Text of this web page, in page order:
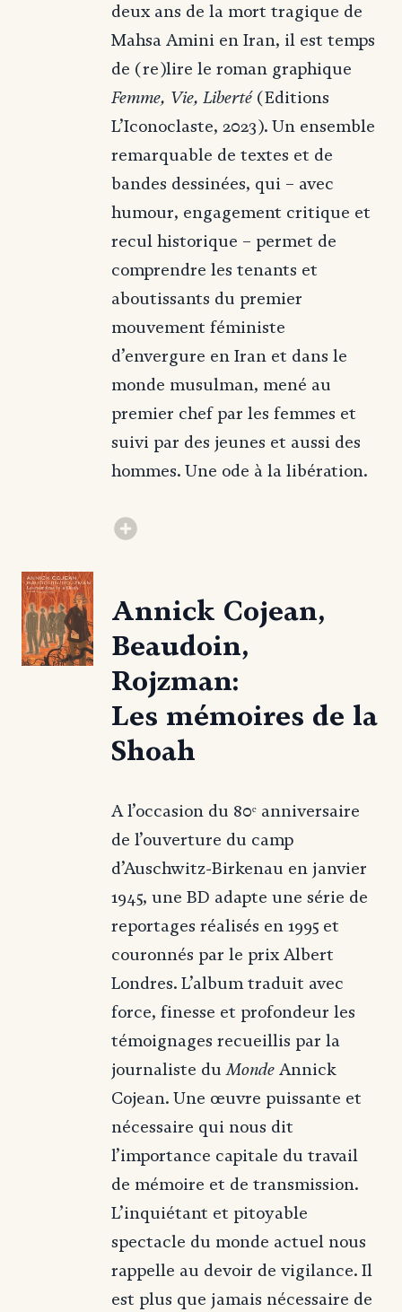
deux ans de la mort tragique de
Mahsa Amini en Iran, il est temps
de (re)lire le roman graphique
Femme, Vie, Liberté(Editions
L’Iconoclaste, 2023). Un ensemble
remarquable de textes et de
bandes dessinées, qui – avec
humour, engagement critique et
recul historique – permet de
comprendre les tenants et
aboutissants du premier
mouvement féministe
d’envergure en Iran et dans le
monde musulman, mené au
premier chef par les femmes et
suivi par des jeunes et aussi des
hommes. Une ode à la libération.
Annick Cojean,
Beaudoin,
Rojzman:
Les mémoires de la
Shoah
A l’occasion du 80ᵉ anniversaire
de l’ouverture du camp
d’Auschwitz-Birkenau en janvier
1945, une BD adapte une série de
reportages réalisés en 1995 et
couronnés par le prix Albert
Londres. L’album traduit avec
force, finesse et profondeur les
témoignages recueillis par la
journaliste duMonde Annick
Cojean. Une œuvre puissante et
nécessaire qui nous dit
l’importance capitale du travail
de mémoire et de transmission.
L’inquiétant et pitoyable
spectacle du monde actuel nous
rappelle au devoir de vigilance. Il
est plus que jamais nécessaire de